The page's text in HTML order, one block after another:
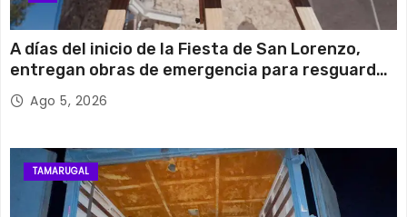
A días del inicio de la Fiesta de San Lorenzo,
entregan obras de emergencia para resguardar
su histórico campanario
Ago 5, 2026
TAMARUGAL